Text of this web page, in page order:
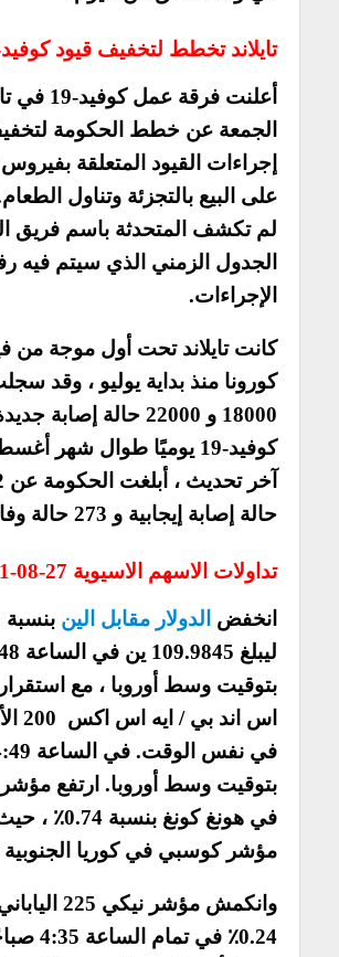
تايلاند تخطط لتخفيف قيود كوفيد-
أعلنت فرقة
الجمعة عن خطط الحكومة
إجراءات القيود المتعلقة
على البيع بالتجزئة وتناول
لم تكشف المتحدثة باسم فريق
الجدول الزمني الذي سيتم فيه
الإجراءات.
كانت تايلاند تحت أول موجة من
كورونا منذ بداية يوليو ، وقد
18000 و 22000 حالة إصابة
كوفيد-19 يوميًا طوال شهر
حالة إصابة إيجابية و 273 حالة وفاة.
تداولات الاسهم الاسيوية 27-08-2021
انخفض الدولار مقابل الين
بتوقيت وسط أوروبا ، مع
اس
بتوقيت وسط أوروبا. ارتفع
في هونغ كونغ
مؤشر كوسبي في كوريا الجنوبية
وانكمش مؤشر
0.24٪ في